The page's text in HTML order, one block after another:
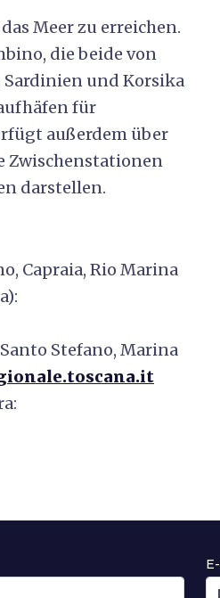
Meer zu erreichen.
die beide von
und Korsika
für
außerdem über
Zwischenstationen
darstellen.
Capraia, Rio Marina
Stefano, Marina